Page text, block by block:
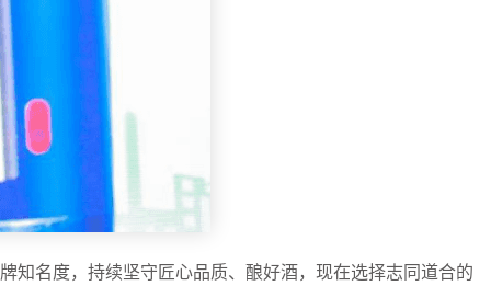
知名度，持续坚守匠心品质、酿好酒，现在选择志同道合的